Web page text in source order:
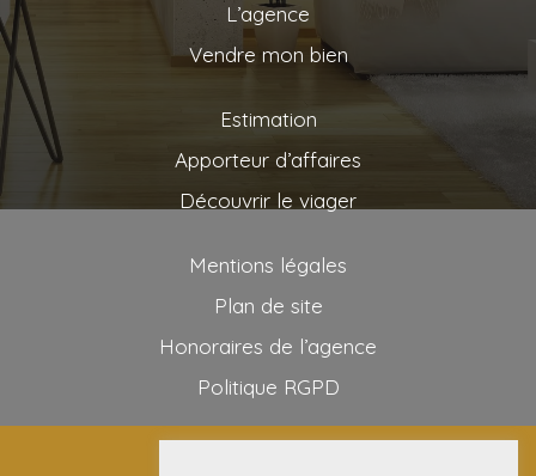
L’agence
Vendre mon bien
Estimation
Apporteur d’affaires
Découvrir le viager
Mentions légales
Plan de site
Honoraires de l’agence
Politique RGPD